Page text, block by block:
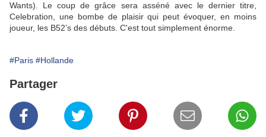
Wants). Le coup de grâce sera asséné avec le dernier titre,
Celebration, une bombe de plaisir qui peut évoquer, en moins
joueur, les B52’s des débuts. C'est tout simplement énorme.
#Paris #Hollande
Partager